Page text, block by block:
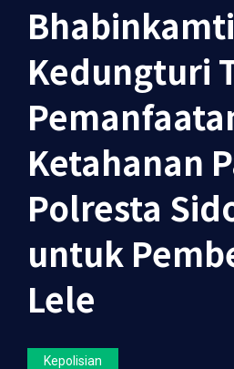
Kedungturi
Ketahanan
Polresta
untuk
Lele
Kepolisian